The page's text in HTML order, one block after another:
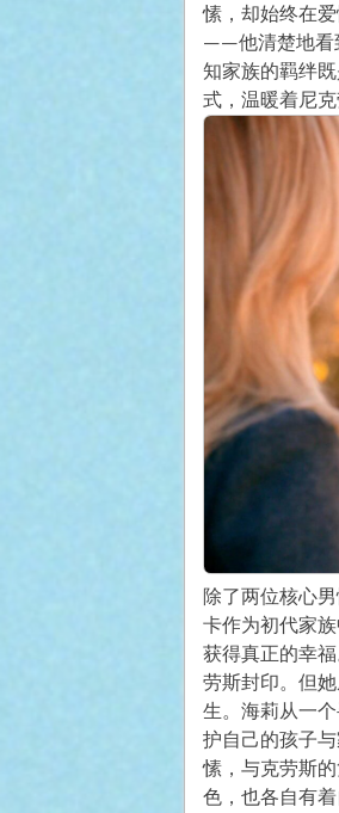
愫，却始终在
——他清楚地看
知家族的羁绊
式，温暖着尼克
除了两位核心
卡作为初代家
获得真正的幸
劳斯封印。但
生。海莉从一
护自己的孩子
愫，与克劳斯
色，也各自有